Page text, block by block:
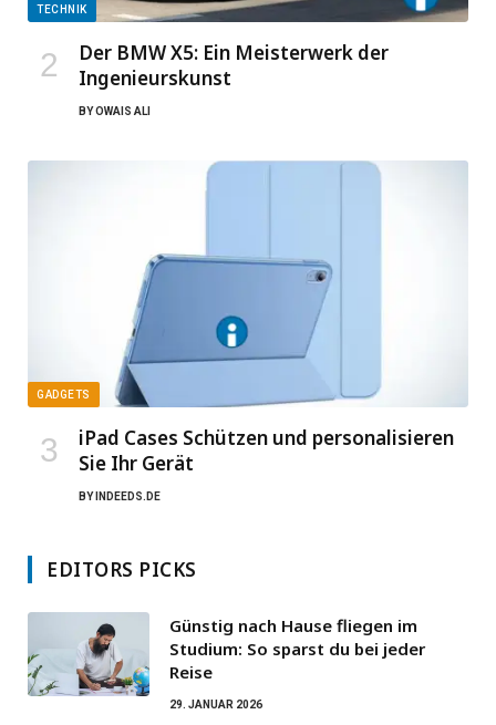
TECHNIK
Der BMW X5: Ein Meisterwerk der
Ingenieurskunst
BYOWAIS ALI
GADGETS
iPad Cases Schützen und personalisieren
Sie Ihr Gerät
BY INDEEDS.DE
EDITORS PICKS
Günstig nach Hause fliegen im
Studium: So sparst du bei jeder
Reise
29. JANUAR 2026